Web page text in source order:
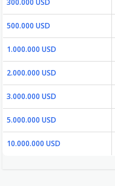
300.000 USD
500.000 USD
1.000.000 USD
2.000.000 USD
3.000.000 USD
5.000.000 USD
10.000.000 USD